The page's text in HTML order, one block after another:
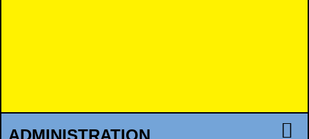
ADMINISTRATION